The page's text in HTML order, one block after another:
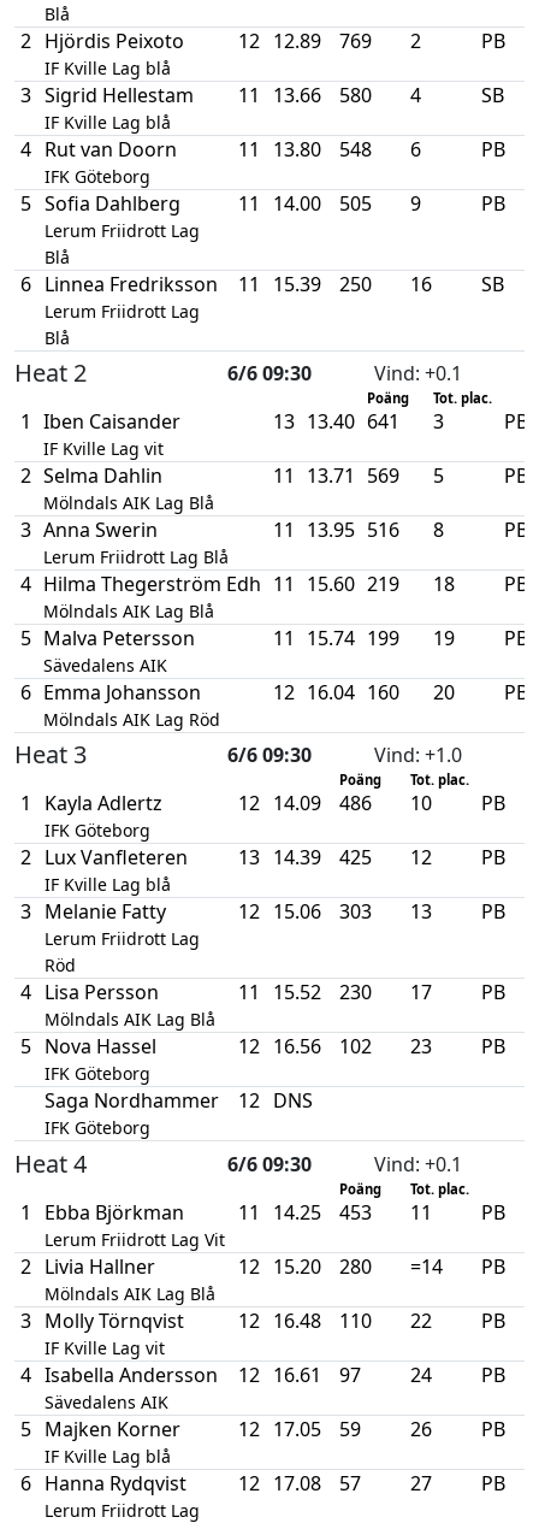
Blå
2 Hjördis Peixoto
IF Kville Lag blå
12 12.89 769 2 PB
3 Sigrid Hellestam
IF Kville Lag blå
11 13.66 580 4 SB
4 Rut van Doorn
IFK Göteborg
11 13.80 548 6 PB
5 Sofia Dahlberg
Lerum Friidrott Lag
Blå
11 14.00 505 9 PB
6 Linnea Fredriksson
Lerum Friidrott Lag
Blå
11 15.39 250 16 SB
Heat 2 6/6 09:30 Vind: +0.1
Poäng Tot. plac.
1 Iben Caisander
IF Kville Lag vit
13 13.40 641 3 PB
2 Selma Dahlin
Mölndals AIK Lag Blå
11 13.71 569 5 PB
3 Anna Swerin
Lerum Friidrott Lag Blå
11 13.95 516 8 PB
4 Hilma Thegerström Edh
Mölndals AIK Lag Blå
11 15.60 219 18 PB
5 Malva Petersson
Sävedalens AIK
11 15.74 199 19 PB
6 Emma Johansson
Mölndals AIK Lag Röd
12 16.04 160 20 PB
Heat 3 6/6 09:30 Vind: +1.0
Poäng Tot. plac.
1 Kayla Adlertz
IFK Göteborg
12 14.09 486 10 PB
2 Lux Vanfleteren
IF Kville Lag blå
13 14.39 425 12 PB
3 Melanie Fatty
Lerum Friidrott Lag
Röd
12 15.06 303 13 PB
4 Lisa Persson
Mölndals AIK Lag Blå
11 15.52 230 17 PB
5 Nova Hassel
IFK Göteborg
12 16.56 102 23 PB
Saga Nordhammer
IFK Göteborg
12 DNS
Heat 4 6/6 09:30 Vind: +0.1
Poäng Tot. plac.
1 Ebba Björkman
Lerum Friidrott Lag Vit
11 14.25 453 11 PB
2 Livia Hallner
Mölndals AIK Lag Blå
12 15.20 280 =14 PB
3 Molly Törnqvist
IF Kville Lag vit
12 16.48 110 22 PB
4 Isabella Andersson
Sävedalens AIK
12 16.61 97 24 PB
5 Majken Korner
IF Kville Lag blå
12 17.05 59 26 PB
6 Hanna Rydqvist
Lerum Friidrott Lag
12 17.08 57 27 PB